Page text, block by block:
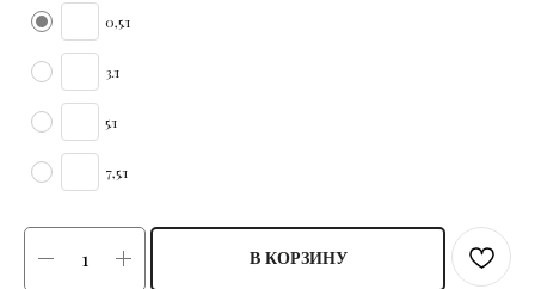
0,5л
3л
5л
7,5л
В КОРЗИНУ